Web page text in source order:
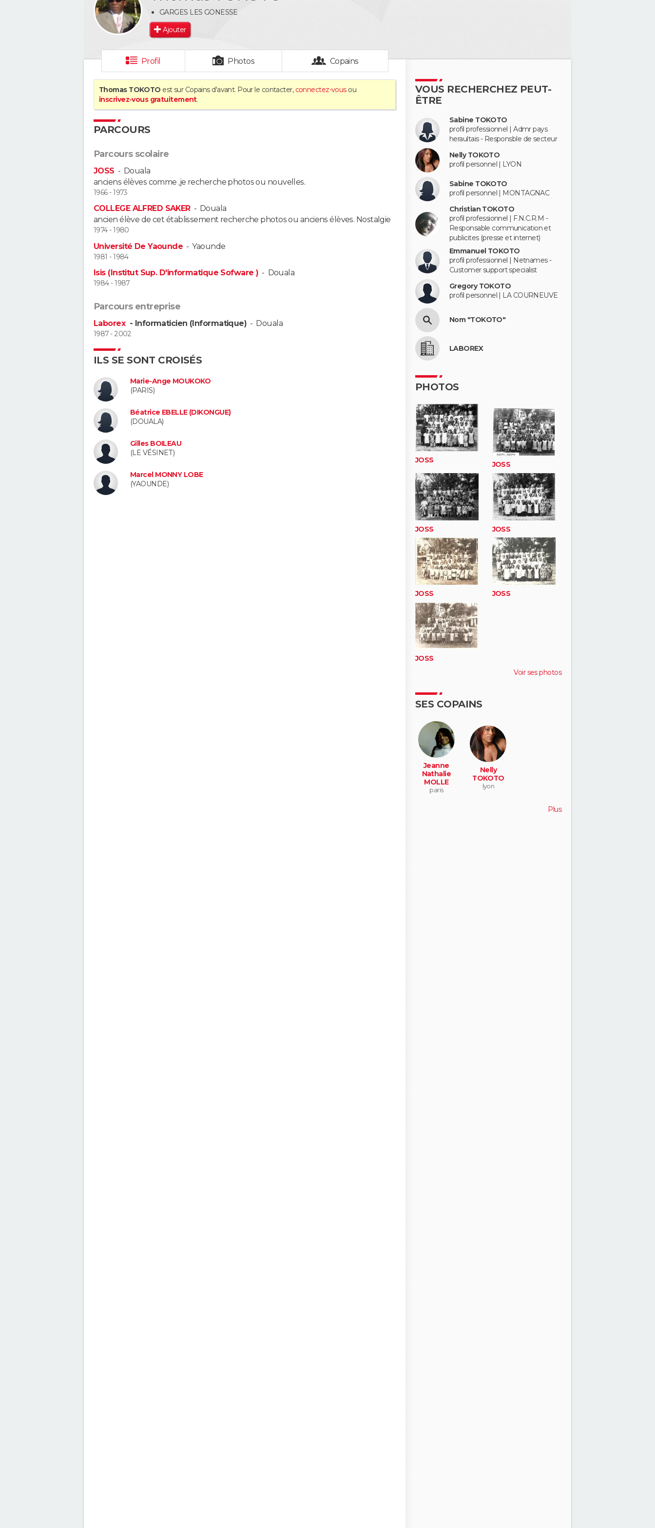
GARGES LES GONESSE
Ajouter
Profil Photos Copains
Thomas TOKOTO est sur Copains d'avant. Pour le contacter, connectez-vousou
inscrivez-vous gratuitement.
PARCOURS
Parcours scolaire
JOSS - Douala
anciens élèves comme ,je recherche photos ou nouvelles.
1966 - 1973
COLLEGE ALFRED SAKER- Douala
ancien élève de cet établissement recherche photos ou anciens élèves. Nostalgie
1974 - 1980
Université De Yaounde -Yaounde
1981 - 1984
Isis (Institut Sup. D'informatique Sofware ) - Douala
1984 - 1987
Parcours entreprise
Laborex - Informaticien (Informatique) - Douala
1987 - 2002
ILS SE SONT CROISÉS
Marie-Ange MOUKOKO
(PARIS)
Béatrice EBELLE (DIKONGUE)
(DOUALA)
Gilles BOILEAU
(LE VÉSINET)
Marcel MONNY LOBE
(YAOUNDE)
VOUS RECHERCHEZ PEUT-
ÊTRE
Sabine TOKOTO
profil professionnel | Admr pays
heraultais - Responsble de secteur
Nelly TOKOTO
profil personnel | LYON
Sabine TOKOTO
profil personnel | MONTAGNAC
Christian TOKOTO
profil professionnel | F.N.C.R.M -
Responsable communication et
publicites (presse et internet)
Emmanuel TOKOTO
profil professionnel | Netnames -
Customer support specialist
Gregory TOKOTO
profil personnel | LA COURNEUVE
Nom "TOKOTO"
LABOREX
PHOTOS
JOSS JOSS
JOSS JOSS
JOSS JOSS
JOSS
Voir ses photos
SES COPAINS
Jeanne
Nathalie
MOLLE
paris
Nelly
TOKOTO
lyon
Plus